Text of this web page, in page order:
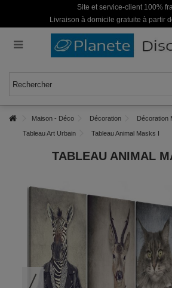
Site et service-client 100%
Livraison à domicile gratuite à partir
Maison - Déco Décoration Décoration
Tableau Art Urbain Tableau Animal Masks I
TABLEAU ANIMAL